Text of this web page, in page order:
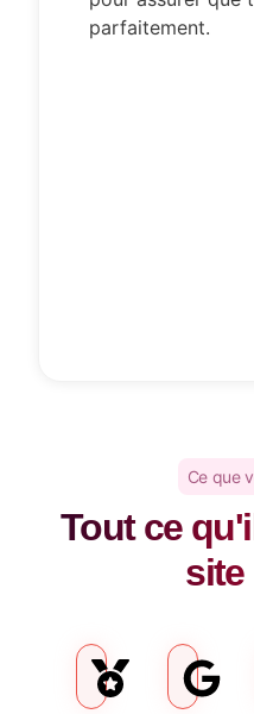
parfaitement.
Ce que
Tout ce
site